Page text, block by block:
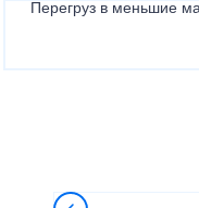
Перегруз в меньшие